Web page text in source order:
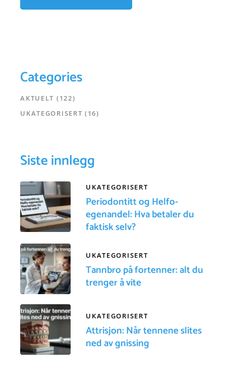
Categories
AKTUELT (122)
UKATEGORISERT (16)
Siste innlegg
UKATEGORISERT
Periodontitt og Helfo-
egenandel: Hva betaler du
faktisk selv?
UKATEGORISERT
Tannbro på fortenner: alt du
trenger å vite
UKATEGORISERT
Attrisjon: Når tennene slites
ned av gnissing